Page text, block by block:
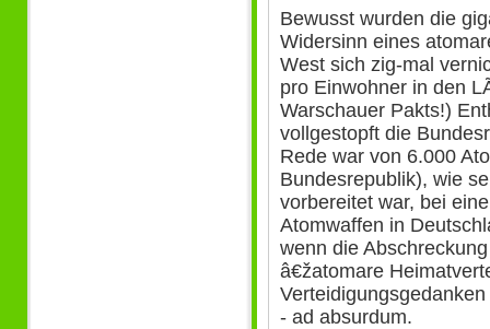
Bewusst wurden die
Widersinn eines
West sich zig-mal
pro Einwohner in den
Warschauer Pakts!)
vollgestopft die
Rede war von 6.000
Bundesrepublik), wie
vorbereitet war, bei
Atomwaffen in
wenn die
â€žatomare
- ad absurdum.